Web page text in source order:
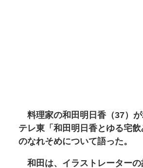
料理家の和田明日香（37）
テレ東「和田明日香とゆる宅飲
のなれそめについて語った。
和田は、イラストレーターの